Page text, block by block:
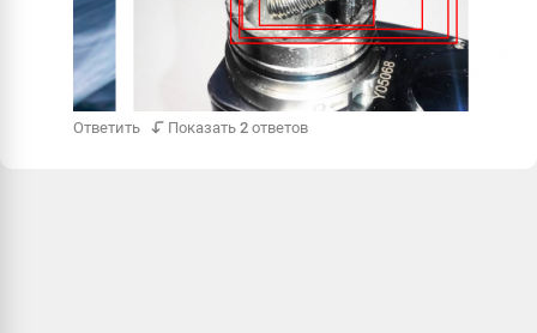
Ответить Показать 2 ответов